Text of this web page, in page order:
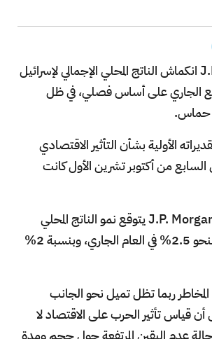
يتوقع J.P. Morgan انكماش الناتج المحلي الإجمالي لإسرائيل
الجاري على أساس فصلي، في ظل
حماس.
الأولية بشأن التأثير الاقتصادي
السابع من أكتوبر تشرين الأول كانت
ومع ذلك، لا يزال J.P. Morgan يتوقع نمو الناتج المحلي
الإجمالي لإسرائيل بنحو 2.5% في العام الجاري، وبنسبة 2%
ربما تظل تميل نحو الجانب
أن قياس تأثير الحرب على الاقتصاد لا
عدم اليقين المرتفعة حول حجم ومدة